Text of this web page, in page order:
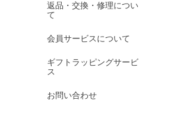
返品・交換・修理につい
て
会員サービスについて
ギフトラッピングサービ
ス
お問い合わせ